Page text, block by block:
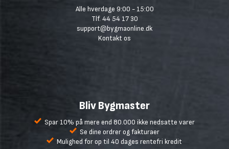
Alle hverdage 9:00 - 15:00
Tlf. 44 54 17 30
support@bygmaonline.dk
Kontakt os
Bliv Bygmaster
Spar 10% på mere end 80.000 ikke nedsatte varer
Se dine ordrer og fakturaer
Mulighed for op til 40 dages rentefri kredit